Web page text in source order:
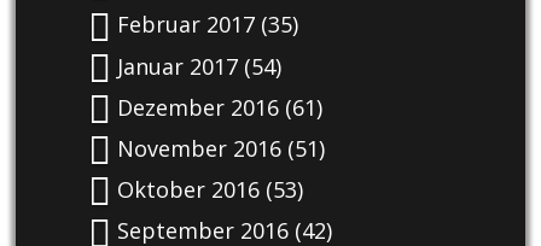
Februar 2017(35)
Januar 2017(54)
Dezember 2016(61)
November 2016(51)
Oktober 2016(53)
September 2016(42)